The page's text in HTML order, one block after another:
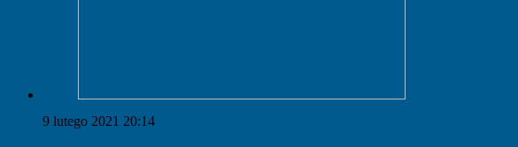
9 lutego 2021 20:14